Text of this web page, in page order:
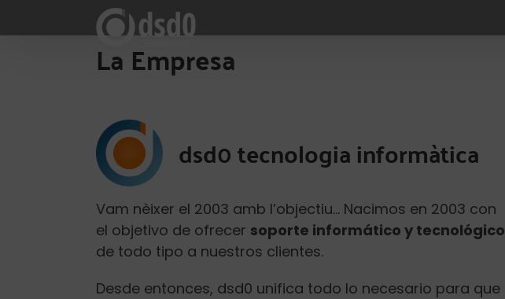
to
La Empresa
dsd0 tecnologia informàtica
Vam nèixer el 2003 amb l’objectiu… Nacimos en 2003 con
el objetivo de ofrecer soporte informático y tecnológico
de todo tipo a nuestros clientes.
Desde entonces, dsd0 unifica todo lo necesario para que